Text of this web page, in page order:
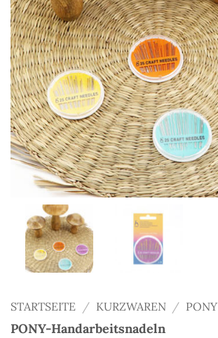
STARTSEITE / KURZWAREN / PONY
PONY-Handarbeitsnadeln